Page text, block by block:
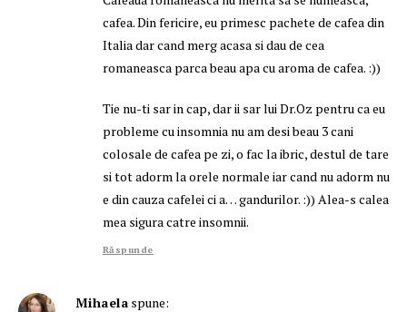
cafea. Din fericire, eu primesc pachete de cafea din
Italia dar cand merg acasa si dau de cea
romaneasca parca beau apa cu aroma de cafea. :))
Tie nu-ti sar in cap, dar ii sar lui Dr.Oz pentru ca eu
probleme cu insomnia nu am desi beau 3 cani
colosale de cafea pe zi, o fac la ibric, destul de tare
si tot adorm la orele normale iar cand nu adorm nu
e din cauza cafelei ci a… gandurilor. :)) Alea-s calea
mea sigura catre insomnii.
Răspunde
Mihaela spune: